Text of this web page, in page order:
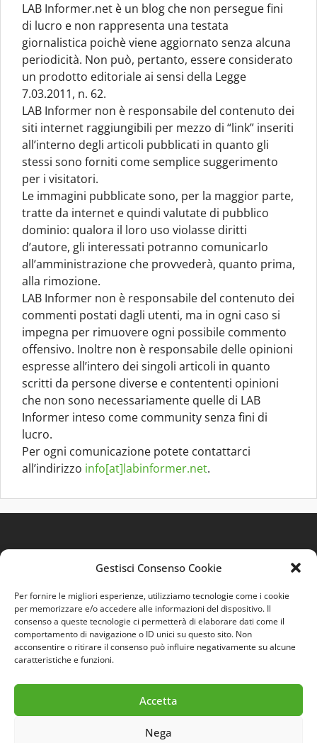
Gestisci Consenso Cookie
Per fornire le migliori esperienze, utilizziamo tecnologie come i cookie
per memorizzare e/o accedere alle informazioni del dispositivo. Il
consenso a queste tecnologie ci permetterà di elaborare dati come il
comportamento di navigazione o ID unici su questo sito. Non
acconsentire o ritirare il consenso può influire negativamente su alcune
caratteristiche e funzioni.
Accetta
Nega
LAB Informer.net è un blog che non persegue fini
di lucro e non rappresenta una testata
giornalistica poichè viene aggiornato senza alcuna
periodicità. Non può, pertanto, essere considerato
un prodotto editoriale ai sensi della Legge
7.03.2011, n. 62.
LAB Informer non è responsabile del contenuto dei
siti internet raggiungibili per mezzo di “link” inseriti
all’interno degli articoli pubblicati in quanto gli
stessi sono forniti come semplice suggerimento
per i visitatori.
Le immagini pubblicate sono, per la maggior parte,
tratte da internet e quindi valutate di pubblico
dominio: qualora il loro uso violasse diritti
d’autore, gli interessati potranno comunicarlo
all’amministrazione che provvederà, quanto prima,
alla rimozione.
LAB Informer non è responsabile del contenuto dei
commenti postati dagli utenti, ma in ogni caso si
impegna per rimuovere ogni possibile commento
offensivo. Inoltre non è responsabile delle opinioni
espresse all’intero dei singoli articoli in quanto
scritti da persone diverse e contententi opinioni
che non sono necessariamente quelle di LAB
Informer inteso come community senza fini di
lucro.
Per ogni comunicazione potete contattarci
all’indirizzo info[at]labinformer.net.
Quest'opera è distribuita con LicenzaCreative
Commons 3.0 Italia.